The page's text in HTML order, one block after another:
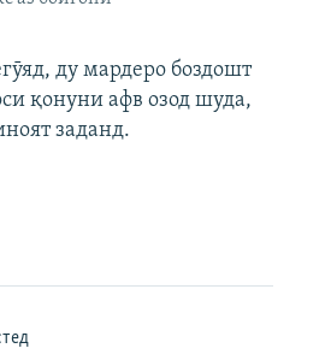
ду мардеро боздошт
қонуни афв озод шуда,
заданд.